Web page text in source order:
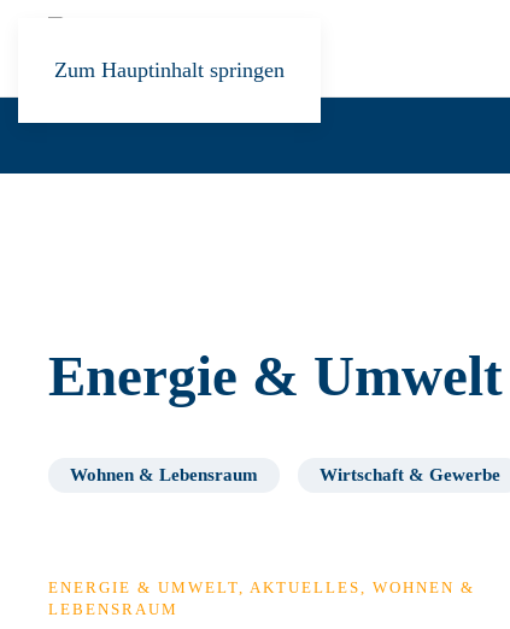
Zum Hauptinhalt springen
Energie & Umwelt
Wohnen & Lebensraum Wirtschaft & Gewerbe
ENERGIE & UMWELT, AKTUELLES, WOHNEN &
LEBENSRAUM